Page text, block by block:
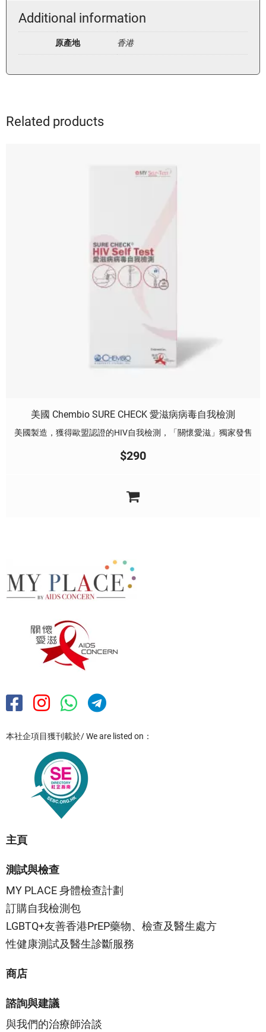
Additional information
原產地 香港
Related products
美國 Chembio SURE CHECK 愛滋病病毒自我檢測
美國製造，獲得歐盟認證的HIV自我檢測，「關懷愛滋」獨家發售
$290
本社企項目獲刊載於/ We are listed on：
主頁
測試與檢查
MY PLACE 身體檢查計劃
訂購自我檢測包
LGBTQ+友善香港PrEP藥物、檢查及醫生處方
性健康測試及醫生診斷服務
商店
諮詢與建議
與我們的治療師洽談